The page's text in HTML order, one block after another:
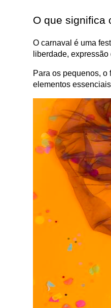
O que significa
O carnaval é uma
liberdade,
Para os pequenos,
elementos